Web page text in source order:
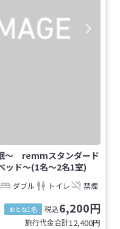
～ remmスタンダード
ッド～(1名～2名1室)
ダブル トイレ 禁煙
おとな1名 税込6,200円
旅行代金合計12,400円